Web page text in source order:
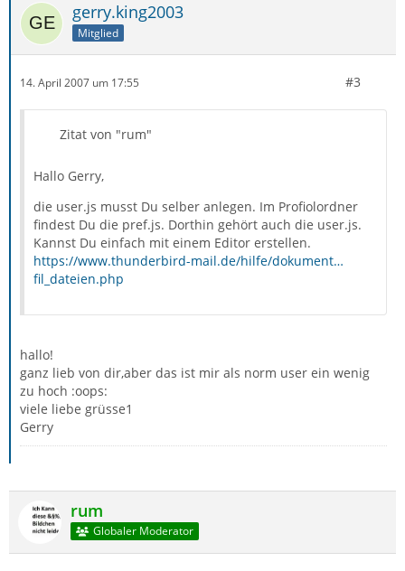
gerry.king2003
Mitglied
14. April 2007 um 17:55 #3
Zitat von "rum"
Hallo Gerry,
die user.js musst Du selber anlegen. Im Profiolordner
findest Du die pref.js. Dorthin gehört auch die user.js.
Kannst Du einfach mit einem Editor erstellen.
https://www.thunderbird-mail.de/hilfe/dokument…
fil_dateien.php
hallo!
ganz lieb von dir,aber das ist mir als norm user ein wenig
zu hoch :oops:
viele liebe grüsse1
Gerry
rum
Globaler Moderator